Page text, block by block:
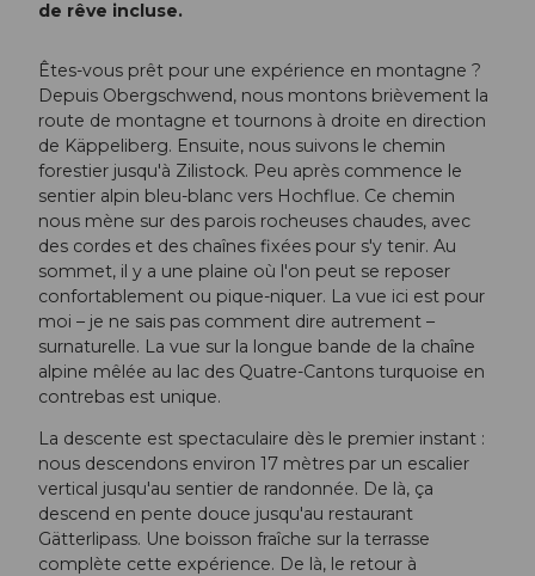
de rêve incluse.
Êtes-vous prêt pour une expérience en montagne ?
Depuis Obergschwend, nous montons brièvement la
route de montagne et tournons à droite en direction
de Käppeliberg. Ensuite, nous suivons le chemin
forestier jusqu'à Zilistock. Peu après commence le
sentier alpin bleu-blanc vers Hochflue. Ce chemin
nous mène sur des parois rocheuses chaudes, avec
des cordes et des chaînes fixées pour s'y tenir. Au
sommet, il y a une plaine où l'on peut se reposer
confortablement ou pique-niquer. La vue ici est pour
moi – je ne sais pas comment dire autrement –
surnaturelle. La vue sur la longue bande de la chaîne
alpine mêlée au lac des Quatre-Cantons turquoise en
contrebas est unique.
La descente est spectaculaire dès le premier instant :
nous descendons environ 17 mètres par un escalier
vertical jusqu'au sentier de randonnée. De là, ça
descend en pente douce jusqu'au restaurant
Gätterlipass. Une boisson fraîche sur la terrasse
complète cette expérience. De là, le retour à